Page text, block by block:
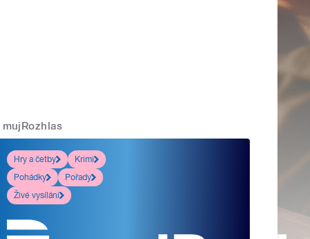
mujRozhlas
Hry a četby
Krimi
Pohádky
Pořady
Živé vysílání